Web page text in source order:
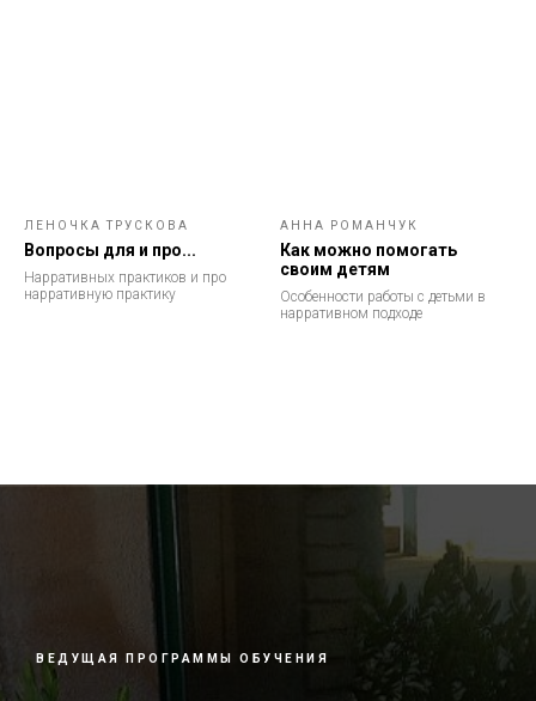
ЛЕНОЧКА ТРУСКОВА
Вопросы для и про...
Нарративных практиков и про
нарративную практику
АННА РОМАНЧУК
Как можно помогать
своим детям
Особенности работы с детьми в
нарративном подходе
ВЕДУЩАЯ ПРОГРАММЫ ОБУЧЕНИЯ